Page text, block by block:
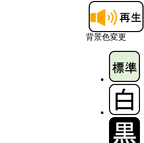
背景色変更